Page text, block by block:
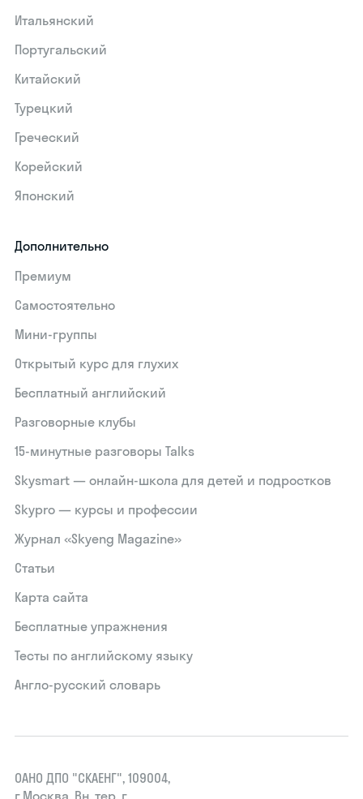
Итальянский
Португальский
Китайский
Турецкий
Греческий
Корейский
Японский
Дополнительно
Премиум
Самостоятельно
Мини-группы
Открытый курс для глухих
Бесплатный английский
Разговорные клубы
15‑минутные разговоры Talks
Skysmart — онлайн-школа для детей и подростков
Skypro — курсы и профессии
Журнал «Skyeng Magazine»
Статьи
Карта сайта
Бесплатные упражнения
Тесты по английскому языку
Англо-русский словарь
ОАНО ДПО "СКАЕНГ", 109004,
г.Москва, Вн. тер. г.